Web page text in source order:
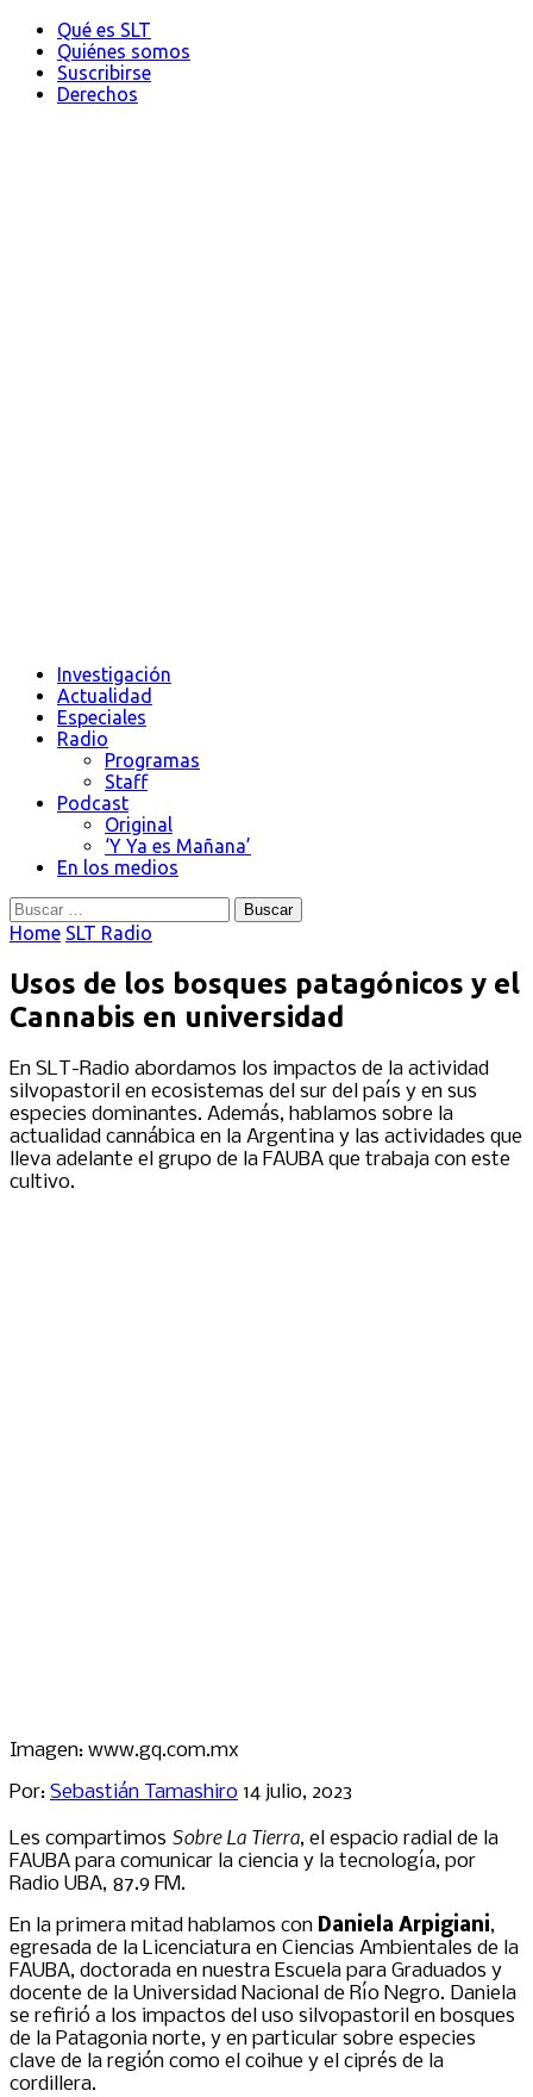
Qué es SLT
Quiénes somos
Suscribirse
Derechos
Investigación
Actualidad
Especiales
Radio
Programas
Staff
Podcast
Original
‘Y Ya es Mañana’
En los medios
Buscar:
Home SLT Radio
Usos de los bosques patagónicos y el
Cannabis en universidad
En SLT-Radio abordamos los impactos de la actividad
silvopastoril en ecosistemas del sur del país y en sus
especies dominantes. Además, hablamos sobre la
actualidad cannábica en la Argentina y las actividades que
lleva adelante el grupo de la FAUBA que trabaja con este
cultivo.
Imagen: www.gq.com.mx
Por: Sebastián Tamashiro 14 julio, 2023
Les compartimos Sobre La Tierra, el espacio radial de la
FAUBA para comunicar la ciencia y la tecnología, por
Radio UBA, 87.9 FM.
En la primera mitad hablamos con Daniela Arpigiani,
egresada de la Licenciatura en Ciencias Ambientales de la
FAUBA, doctorada en nuestra Escuela para Graduados y
docente de la Universidad Nacional de Río Negro. Daniela
se refirió a los impactos del uso silvopastoril en bosques
de la Patagonia norte, y en particular sobre especies
clave de la región como el coihue​ y el ciprés de la
cordillera.